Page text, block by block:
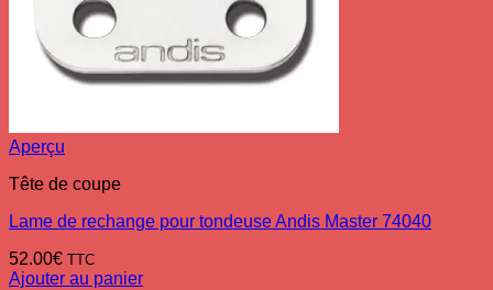
Aperçu
Tête de coupe
Lame de rechange pour tondeuse Andis Master 74040
52.00€ TTC
Ajouter au panier